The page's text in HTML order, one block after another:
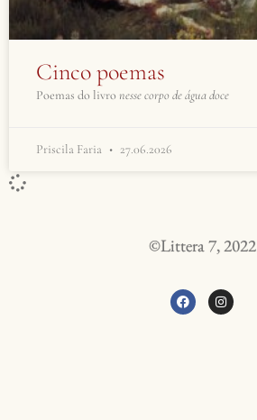
Cinco poemas
Poemas do livro nesse corpo de água doce
Priscila Faria 27.06.2026
©Littera 7, 2022